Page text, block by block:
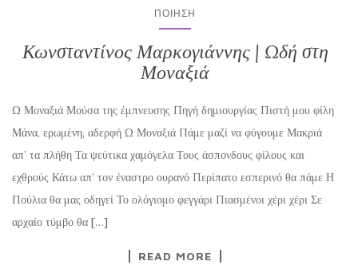
ΠΟΊΗΣΗ
Κωνσταντίνος Μαρκογιάννης | Ωδή στη
Μοναξιά
Ω Μοναξιά Μούσα της έμπνευσης Πηγή δημιουργίας Πιστή μου φίλη
Μάνα, ερωμένη, αδερφή Ω Μοναξιά Πάμε μαζί να φύγουμε Μακριά
απ’ τα πλήθη Τα ψεύτικα χαμόγελα Τους άσπονδους φίλους και
εχθρούς Κάτω απ’ τον έναστρο ουρανό Περίπατο εσπερινό θα πάμε Η
Πούλια θα μας οδηγεί Το ολόγιομο φεγγάρι Πιασμένοι χέρι χέρι Σε
αρχαίο τύμβο θα […]
READ MORE